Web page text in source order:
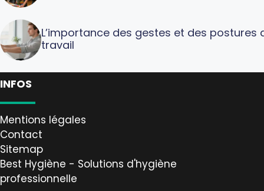
L’importance des gestes et des postures
travail
INFOS
Mentions légales
Contact
Sitemap
Best Hygiène - Solutions d'hygiène
professionnelle